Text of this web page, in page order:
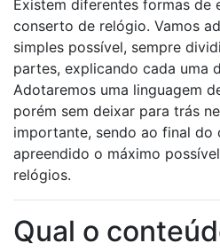
Existem diferentes formas de
conserto de relógio. Vamos
simples possível, sempre
partes, explicando cada uma
Adotaremos uma linguagem
porém sem deixar para trás
importante, sendo ao final do
apreendido o máximo
relógios.
Qual o